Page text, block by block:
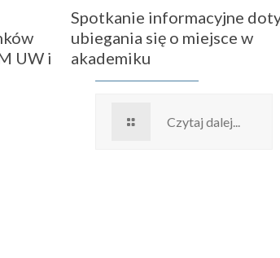
UW i
Spotkanie informacyjne
ubiegania się o miejsce w
akademiku
Czytaj dalej...